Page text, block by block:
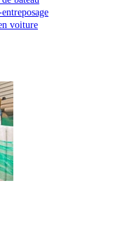
voiture